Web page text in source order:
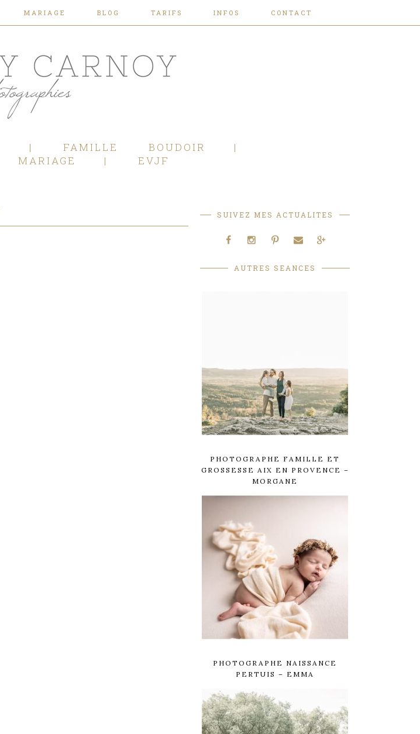
MARIAGE BLOG TARIFS INFOS CONTACT
FAMILLE
BOUDOIR
MARIAGE EVJF
SUIVEZ MES ACTUALITES
AUTRES SEANCES
PHOTOGRAPHE FAMILLE ET
GROSSESSE AIX EN PROVENCE –
MORGANE
PHOTOGRAPHE NAISSANCE
PERTUIS – EMMA